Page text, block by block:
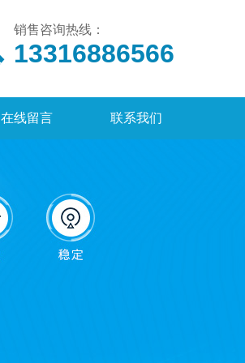
销售咨询热线：
13316886566
在线留言 联系我们